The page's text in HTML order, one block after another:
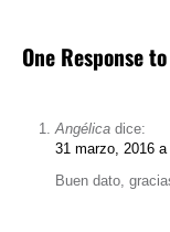
One Response
Angélica dice:
31 marzo, 2016
Buen dato,